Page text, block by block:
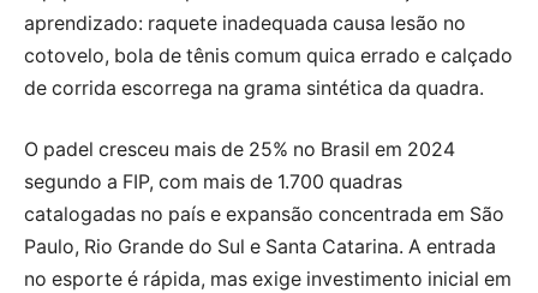
aprendizado: raquete inadequada causa lesão no
cotovelo, bola de tênis comum quica errado e calçado
de corrida escorrega na grama sintética da quadra.
O padel cresceu mais de 25% no Brasil em 2024
segundo a FIP, com mais de 1.700 quadras
catalogadas no país e expansão concentrada em São
Paulo, Rio Grande do Sul e Santa Catarina. A entrada
no esporte é rápida, mas exige investimento inicial em